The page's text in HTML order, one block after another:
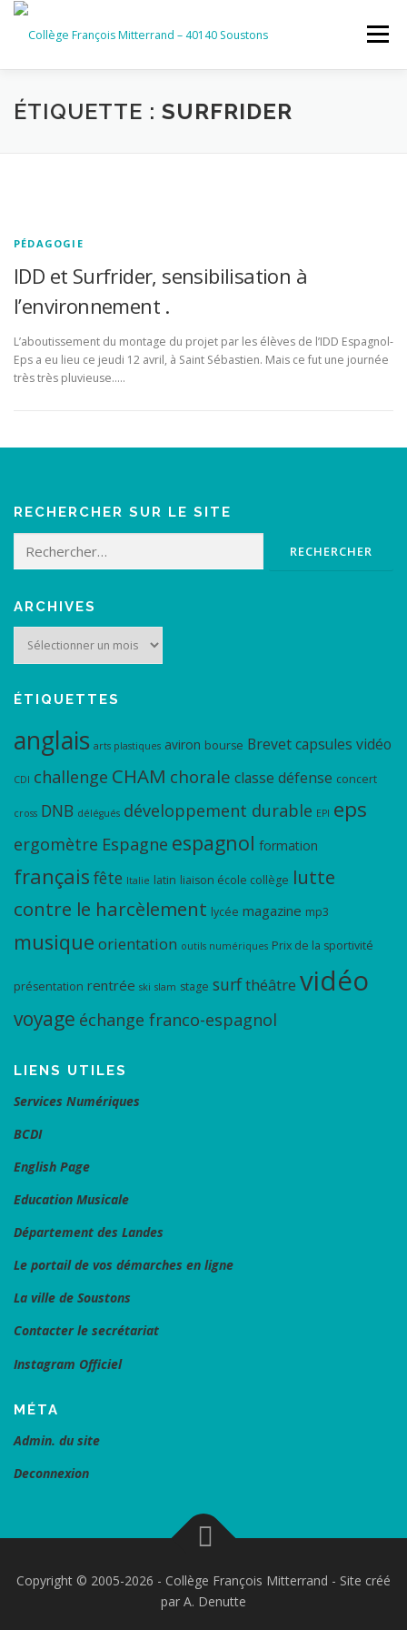
Aller
contenu
Menu
ACCUEIL RUBRIQUES
INSTANCES ET PARTENAIRES
ÉTIQUETTE : SURFRIDER
PÉDAGOGIE
IDD et Surfrider, sensibilisation à
l’environnement .
L’aboutissement du montage du projet par les élèves de l’IDD Espagnol-
Eps a eu lieu ce jeudi 12 avril, à Saint Sébastien. Mais ce fut une journée
très très pluvieuse…..
RECHERCHER SUR LE SITE
Rechercher :
ARCHIVES
ÉTIQUETTES
anglais arts plastiques aviron bourse Brevetcapsules vidéo
CDI challenge CHAM chorale classe défense concert
cross DNB délégués développement durable EPI eps
ergomètre Espagne espagnol formation
français fête Italie latin liaison école collège lutte
contre le harcèlement lycée magazine mp3
musique orientation outils numériques Prix de la sportivité
présentation rentrée ski slam stage surfthéâtre vidéo
voyage échange franco-espagnol
LIENS UTILES
Services Numériques
BCDI
English Page
Education Musicale
Département des Landes
Le portail de vos démarches en ligne
La ville de Soustons
Contacter le secrétariat
Instagram Officiel
MÉTA
Admin. du site
Deconnexion
Copyright © 2005-2026 - Collège François Mitterrand - Site créé
par A. Denutte